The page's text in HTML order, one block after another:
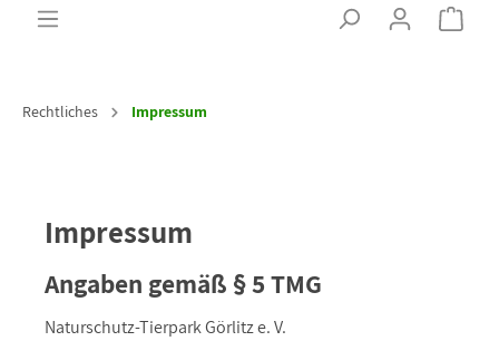
Rechtliches Impressum
Impressum
Angaben gemäß § 5 TMG
Naturschutz-Tierpark Görlitz e. V.